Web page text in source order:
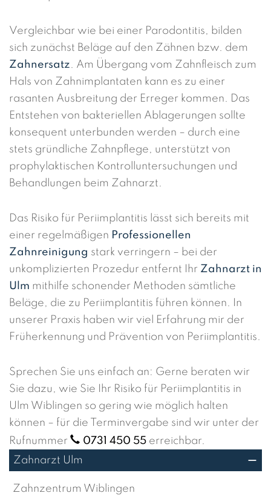
Vergleichbar wie bei einer Parodontitis, bilden
sich zunächst Beläge auf den Zähnen bzw. dem
Zahnersatz. Am Übergang vom Zahnfleisch zum
Hals von Zahnimplantaten kann es zu einer
rasanten Ausbreitung der Erreger kommen. Das
Entstehen von bakteriellen Ablagerungen sollte
konsequent unterbunden werden – durch eine
stets gründliche Zahnpflege, unterstützt von
prophylaktischen Kontrolluntersuchungen und
Behandlungen beim Zahnarzt.
Das Risiko für Periimplantitis lässt sich bereits mit
einer regelmäßigen Professionellen
Zahnreinigung stark verringern – bei der
unkomplizierten Prozedur entfernt Ihr Zahnarzt in
Ulm mithilfe schonender Methoden sämtliche
Beläge, die zu Periimplantitis führen können. In
unserer Praxis haben wir viel Erfahrung mir der
Früherkennung und Prävention von Periimplantitis.
Sprechen Sie uns einfach an: Gerne beraten wir
Sie dazu, wie Sie Ihr Risiko für Periimplantitis in
Ulm Wiblingen so gering wie möglich halten
können – für die Terminvergabe sind wir unter der
Rufnummer
0731 450 55 erreichbar.
Zahnarzt Ulm
Zahnzentrum Wiblingen